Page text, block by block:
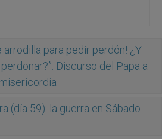
arrodilla para pedir perdón! ¿Y
Discurso del Papa a
(día 59): la guerra en Sábado